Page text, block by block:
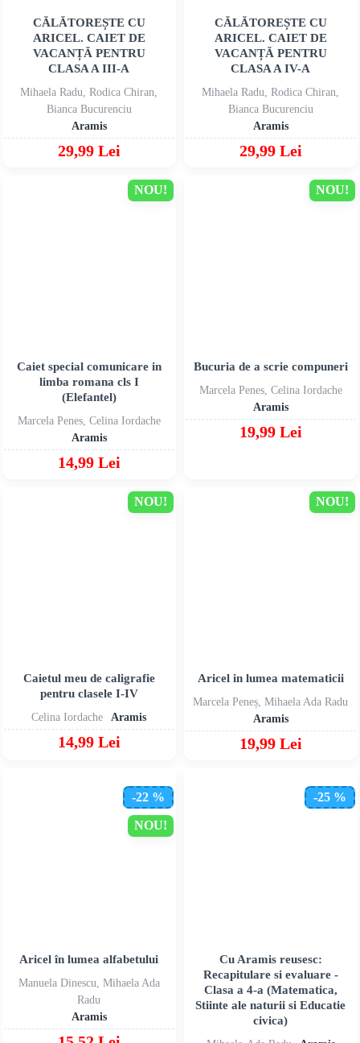
Mihaela Radu, Rodica Chiran,
Bianca Bucurenciu
Aramis
CĂLĂTOREȘTE CU
ARICEL. CAIET DE
VACANȚĂ PENTRU
CLASA A III-A
29,99 Lei
Mihaela Radu, Rodica Chiran,
Bianca Bucurenciu
Aramis
CĂLĂTOREȘTE CU
ARICEL. CAIET DE
VACANȚĂ PENTRU
CLASA A IV-A
29,99 Lei
NOU!
Marcela Penes, Celina Iordache
Aramis
Caiet special comunicare in
limba romana cls I
(Elefantel)
14,99 Lei
NOU!
Marcela Penes, Celina Iordache
Aramis
Bucuria de a scrie compuneri
19,99 Lei
NOU!
Celina Iordache Aramis
Caietul meu de caligrafie
pentru clasele I-IV
14,99 Lei
NOU!
Marcela Peneș, Mihaela Ada Radu
Aramis
Aricel in lumea matematicii
19,99 Lei
NOU!
-22 %
Manuela Dinescu, Mihaela Ada
Radu
Aramis
Aricel în lumea alfabetului
-25 %
Cu Aramis reusesc:
Recapitulare si evaluare -
Clasa a 4-a (Matematica,
Stiinte ale naturii si Educatie
civica)